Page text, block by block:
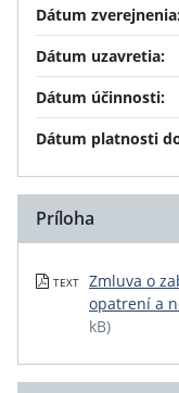
Dátum
Dátum uzavretia:
Dátum účinnosti:
Dátum platnosti
Príloha
TEXT
Zmluva o
opatrení a
kB)